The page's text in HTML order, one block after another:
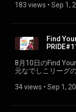
するトランスジェ
183 views • Sep 1,
Find
8月10日のFind Your
元なでしこリーグ
ンダー3人組、ミュ
34 views • Sep 1,